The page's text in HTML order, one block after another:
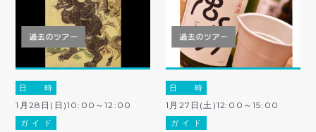
日 時
1月28日(日)10:00～12:00
ガ イ ド
日 時
1月27日(土)12:00～15:00
ガ イ ド